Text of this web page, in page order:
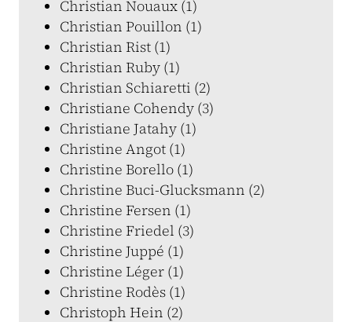
Christian Nouaux (1)
Christian Pouillon (1)
Christian Rist (1)
Christian Ruby (1)
Christian Schiaretti (2)
Christiane Cohendy (3)
Christiane Jatahy (1)
Christine Angot (1)
Christine Borello (1)
Christine Buci-Glucksmann (2)
Christine Fersen (1)
Christine Friedel (3)
Christine Juppé (1)
Christine Léger (1)
Christine Rodès (1)
Christoph Hein (2)